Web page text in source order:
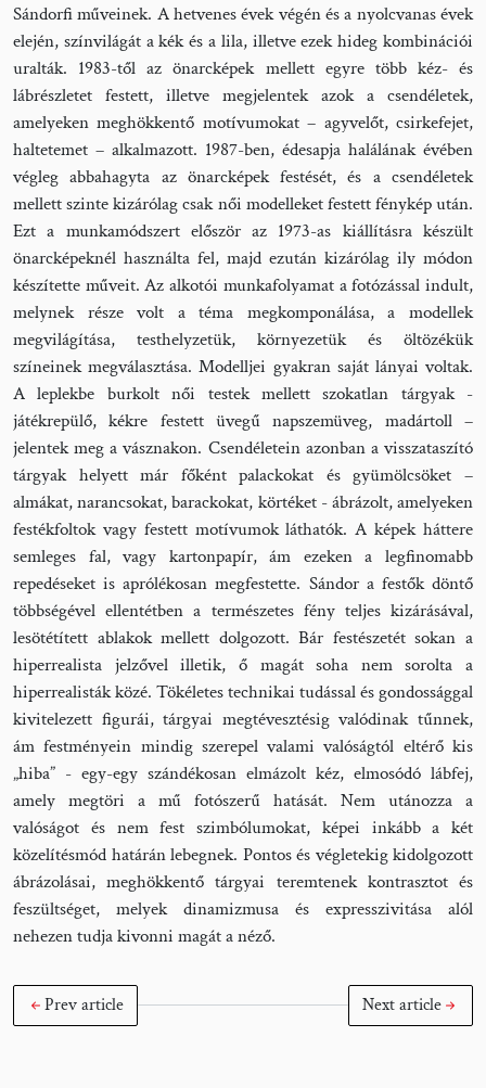
Sándorfi műveinek. A hetvenes évek végén és a nyolcvanas évek
elején, színvilágát a kék és a lila, illetve ezek hideg kombinációi
uralták. 1983-től az önarcképek mellett egyre több kéz- és
lábrészletet festett, illetve megjelentek azok a csendéletek,
amelyeken meghökkentő motívumokat – agyvelőt, csirkefejet,
haltetemet – alkalmazott. 1987-ben, édesapja halálának évében
végleg abbahagyta az önarcképek festését, és a csendéletek
mellett szinte kizárólag csak női modelleket festett fénykép után.
Ezt a munkamódszert először az 1973-as kiállításra készült
önarcképeknél használta fel, majd ezután kizárólag ily módon
készítette műveit. Az alkotói munkafolyamat a fotózással indult,
melynek része volt a téma megkomponálása, a modellek
megvilágítása, testhelyzetük, környezetük és öltözékük
színeinek megválasztása. Modelljei gyakran saját lányai voltak.
A leplekbe burkolt női testek mellett szokatlan tárgyak -
játékrepülő, kékre festett üvegű napszemüveg, madártoll –
jelentek meg a vásznakon. Csendéletein azonban a visszataszító
tárgyak helyett már főként palackokat és gyümölcsöket –
almákat, narancsokat, barackokat, körtéket - ábrázolt, amelyeken
festékfoltok vagy festett motívumok láthatók. A képek háttere
semleges fal, vagy kartonpapír, ám ezeken a legfinomabb
repedéseket is aprólékosan megfestette. Sándor a festők döntő
többségével ellentétben a természetes fény teljes kizárásával,
lesötétített ablakok mellett dolgozott. Bár festészetét sokan a
hiperrealista jelzővel illetik, ő magát soha nem sorolta a
hiperrealisták közé. Tökéletes technikai tudással és gondossággal
kivitelezett figurái, tárgyai megtévesztésig valódinak tűnnek,
ám festményein mindig szerepel valami valóságtól eltérő kis
„hiba” - egy-egy szándékosan elmázolt kéz, elmosódó lábfej,
amely megtöri a mű fotószerű hatását. Nem utánozza a
valóságot és nem fest szimbólumokat, képei inkább a két
közelítésmód határán lebegnek. Pontos és végletekig kidolgozott
ábrázolásai, meghökkentő tárgyai teremtenek kontrasztot és
feszültséget, melyek dinamizmusa és expresszivitása alól
nehezen tudja kivonni magát a néző.
Prev article Next article